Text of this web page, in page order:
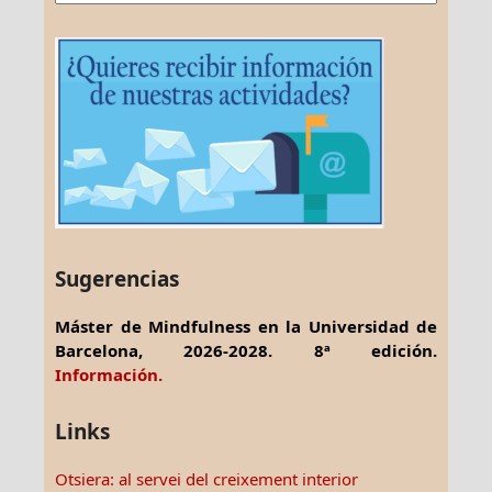
Sugerencias
Máster de Mindfulness en la Universidad de
Barcelona, 2026-2028. 8ª edición.
Información.
Links
Otsiera: al servei del creixement interior